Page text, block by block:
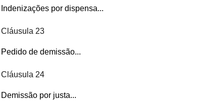
Indenizações por dispensa...
Cláusula 23
Pedido de demissão...
Cláusula 24
Demissão por justa...